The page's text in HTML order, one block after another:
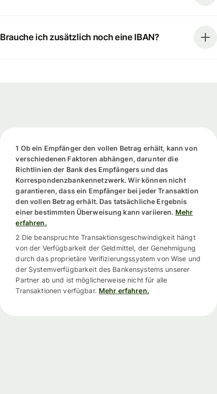
Brauche ich zusätzlich noch eine IBAN?
1 Ob ein Empfänger den vollen Betrag erhält, kann von
verschiedenen Faktoren abhängen, darunter die
Richtlinien der Bank des Empfängers und das
Korrespondenzbankennetzwerk. Wir können nicht
garantieren, dass ein Empfänger bei jeder Transaktion
den vollen Betrag erhält. Das tatsächliche Ergebnis
einer bestimmten Überweisung kann variieren. Mehr
erfahren.
2 Die beanspruchte Transaktionsgeschwindigkeit hängt
von der Verfügbarkeit der Geldmittel, der Genehmigung
durch das proprietäre Verifizierungssystem von Wise und
der Systemverfügbarkeit des Bankensystems unserer
Partner ab und ist möglicherweise nicht für alle
Transaktionen verfügbar. Mehr erfahren.